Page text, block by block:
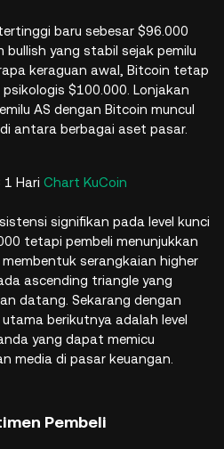
baru sebesar $96.000
yang stabil sejak pemilu
keraguan awal, Bitcoin tetap
$100.000. Lonjakan
AS dengan Bitcoin muncul
antara berbagai aset pasar.
1 Hari Chart KuCoin
signifikan pada level kunci
tetapi pembeli menunjukkan
serangkaian higher
ascending triangle yang
datang. Sekarang dengan
berikutnya adalah level
yang dapat memicu
media di pasar keuangan.
Pembeli